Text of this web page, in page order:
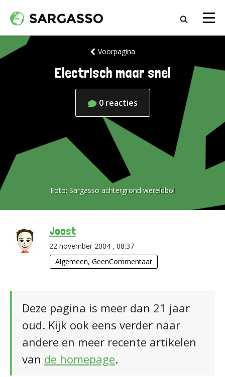
Voorpagina
Electrisch maar snel
0 reacties
Foto: Sargasso achtergrond wereldbol
Joost
22 november 2004 , 08:37
Algemeen, GeenCommentaar
Deze pagina is meer dan 21 jaar
oud. Kijk ook eens verder naar
andere en meer recente artikelen
van de homepage.